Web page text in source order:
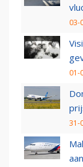
03-
01-
31-